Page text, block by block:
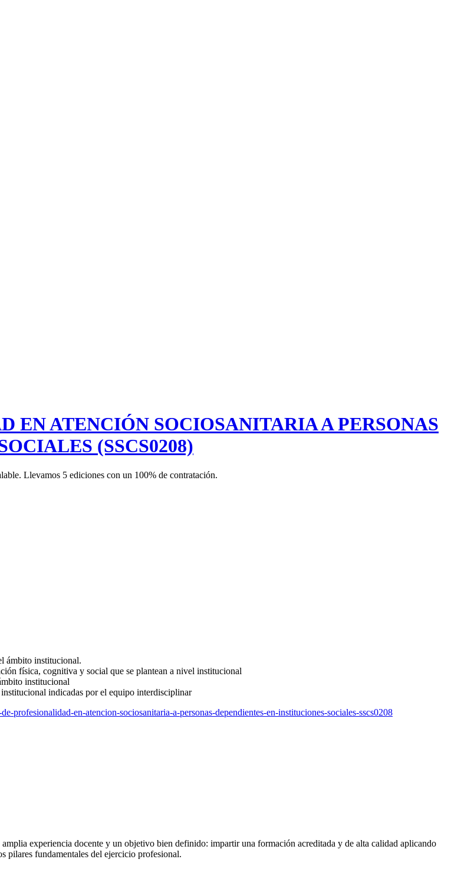
EN ATENCIÓN SOCIOSANITARIA A PERSONAS
(SSCS0208)
Llevamos 5 ediciones con un 100% de contratación.
ámbito institucional.
física, cognitiva y social que se plantean a nivel institucional
institucional
indicadas por el equipo interdisciplinar
en-atencion-sociosanitaria-a-personas-dependientes-en-instituciones-sociales-sscs0208
experiencia docente y un objetivo bien definido: impartir una formación acreditada y de alta calidad aplicando
pilares fundamentales del ejercicio profesional.